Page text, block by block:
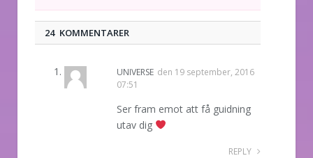
24 KOMMENTARER
UNIVERSE den 19 september, 2016
07:51
Ser fram emot att få guidning
utav dig
REPLY